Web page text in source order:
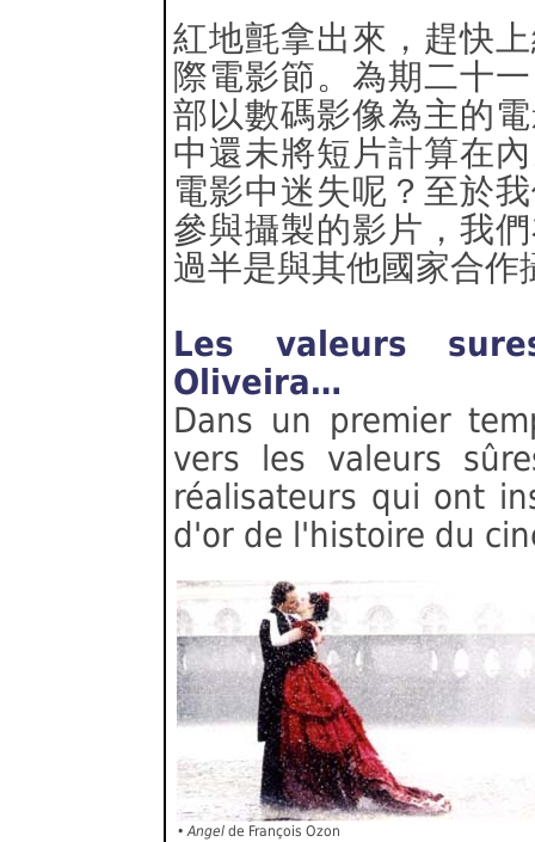
紅地氈拿出來，趕快
際電影節。為期二十
部以數碼影像為主的
中還未將短片計算在
電影中迷失呢？至於
參與攝製的影片，我
過半是與其他國家合作
Les valeurs
Oliveira…
Dans un premier
vers les valeurs
réalisateurs qui ont
d'or de l'histoire du
•Angel de François Ozon